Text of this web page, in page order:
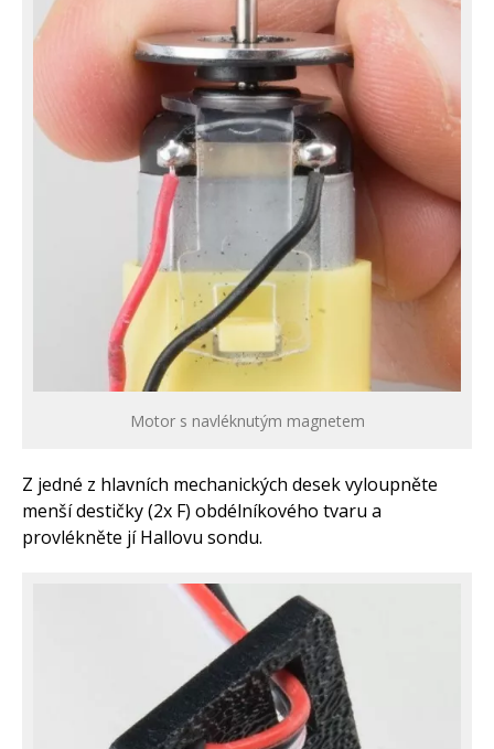
Motor s navléknutým magnetem
Z jedné z hlavních mechanických desek vyloupněte
menší destičky (2x F) obdélníkového tvaru a
provlékněte jí Hallovu sondu.